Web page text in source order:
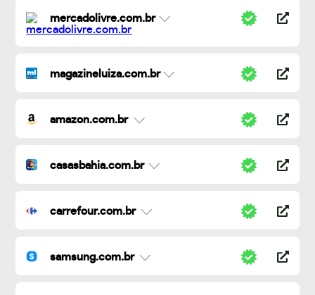
mercadolivre.com.br
magazineluiza.com.br
amazon.com.br
casasbahia.com.br
carrefour.com.br
samsung.com.br